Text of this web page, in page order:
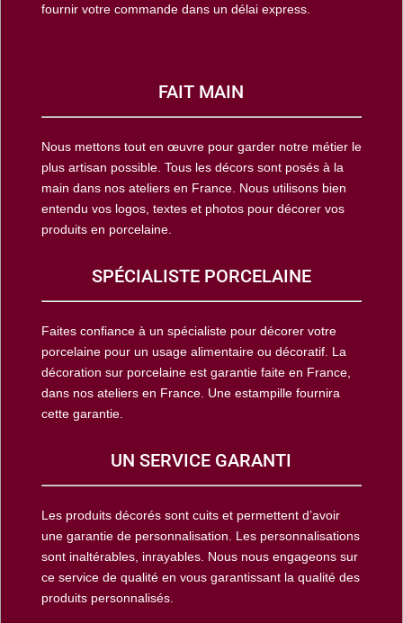
fournir votre commande dans un délai express.
FAIT MAIN
Nous mettons tout en œuvre pour garder notre métier le
plus artisan possible. Tous les décors sont posés à la
main dans nos ateliers en France. Nous utilisons bien
entendu vos logos, textes et photos pour décorer vos
produits en porcelaine.
SPÉCIALISTE PORCELAINE
Faites confiance à un spécialiste pour décorer votre
porcelaine pour un usage alimentaire ou décoratif. La
décoration sur porcelaine est garantie faite en France,
dans nos ateliers en France. Une estampille fournira
cette garantie.
UN SERVICE GARANTI
Les produits décorés sont cuits et permettent d’avoir
une garantie de personnalisation. Les personnalisations
sont inaltérables, inrayables. Nous nous engageons sur
ce service de qualité en vous garantissant la qualité des
produits personnalisés.